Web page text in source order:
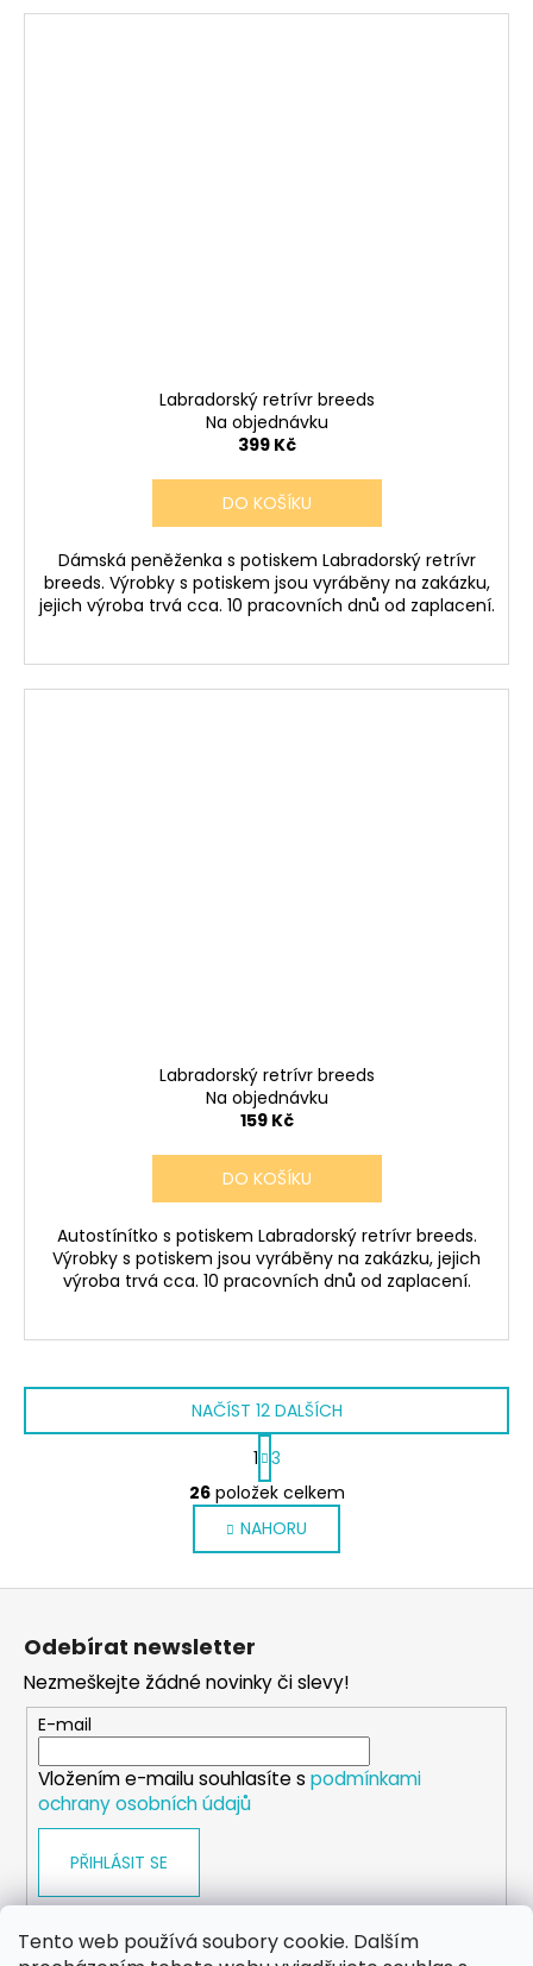
Tento web používá soubory cookie. Dalším
Labradorský retrívr breeds
Na objednávku
399 Kč
DO KOŠÍKU
Dámská peněženka s potiskem Labradorský retrívr
breeds. Výrobky s potiskem jsou vyráběny na zakázku,
jejich výroba trvá cca. 10 pracovních dnů od zaplacení.
Labradorský retrívr breeds
Na objednávku
159 Kč
DO KOŠÍKU
Autostínítko s potiskem Labradorský retrívr breeds.
Výrobky s potiskem jsou vyráběny na zakázku, jejich
výroba trvá cca. 10 pracovních dnů od zaplacení.
O
v
l
á
d
p
r
v
k
y
i
u
NAČÍST 12 DALŠÍCH
S
t
r
á
n
k
o
í
1 3
26položek celkem
NAHORU
Odebírat newsletter
Nezmeškejte žádné novinky či slevy!
E-mail
Vložením e-mailu souhlasíte s podmínkami
ochrany osobních údajů
PŘIHLÁSIT SE